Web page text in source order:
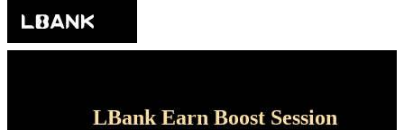
LBank Earn Boost Session